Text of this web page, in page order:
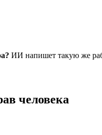
ИИ напишет такую же
человека